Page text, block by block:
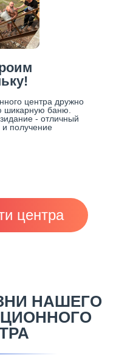
центра дружно
шикарную баню.
- отличный
и получение
центра
НАШЕГО